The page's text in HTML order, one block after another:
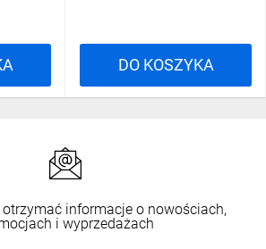
DO KOSZYKA
informacje o nowościach,
i wyprzedażach